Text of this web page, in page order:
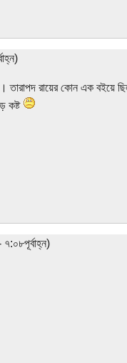
তারাপদ রায়ের কোন এক বইয়ে
কষ্ট